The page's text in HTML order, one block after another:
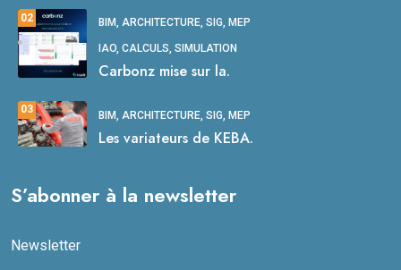
02 BIM, ARCHITECTURE, SIG, MEP
IAO, CALCULS, SIMULATION
Carbonz mise sur la.
03 BIM, ARCHITECTURE, SIG, MEP
Les variateurs de KEBA.
S’abonner à la newsletter
Newsletter